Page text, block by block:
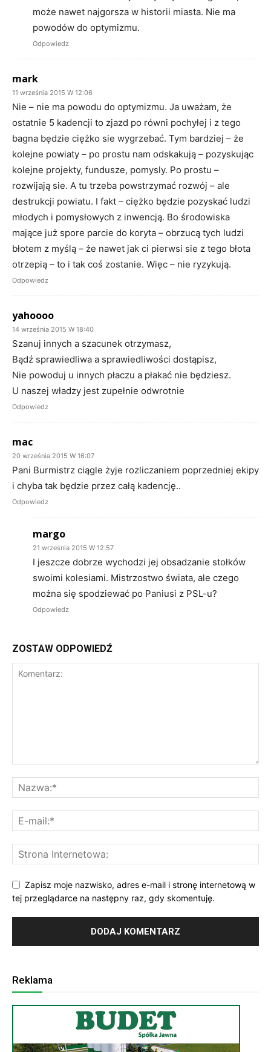
może nawet najgorsza w historii miasta. Nie ma
powodów do optymizmu.
Odpowiedz
mark
11 września 2015 W 12:06
Nie – nie ma powodu do optymizmu. Ja uważam, że
ostatnie 5 kadencji to zjazd po równi pochyłej i z tego
bagna będzie ciężko sie wygrzebać. Tym bardziej – że
kolejne powiaty – po prostu nam odskakują – pozyskując
kolejne projekty, fundusze, pomysly. Po prostu –
rozwijają sie. A tu trzeba powstrzymać rozwój – ale
destrukcji powiatu. I fakt – ciężko będzie pozyskać ludzi
młodych i pomysłowych z inwencją. Bo środowiska
mające już spore parcie do koryta – obrzucą tych ludzi
błotem z myślą – że nawet jak ci pierwsi sie z tego błota
otrzepią – to i tak coś zostanie. Więc – nie ryzykują.
Odpowiedz
yahoooo
14 września 2015 W 18:40
Szanuj innych a szacunek otrzymasz,
Bądź sprawiedliwa a sprawiedliwości dostąpisz,
Nie powoduj u innych płaczu a płakać nie będziesz.
U naszej władzy jest zupełnie odwrotnie
Odpowiedz
mac
20 września 2015 W 16:07
Pani Burmistrz ciągle żyje rozliczaniem poprzedniej ekipy
i chyba tak będzie przez całą kadencję..
Odpowiedz
margo
21 września 2015 W 12:57
I jeszcze dobrze wychodzi jej obsadzanie stołków
swoimi kolesiami. Mistrzostwo świata, ale czego
można się spodziewać po Paniusi z PSL-u?
Odpowiedz
ZOSTAW ODPOWIEDŹ
Zapisz moje nazwisko, adres e-mail i stronę internetową w
tej przeglądarce na następny raz, gdy skomentuję.
Reklama